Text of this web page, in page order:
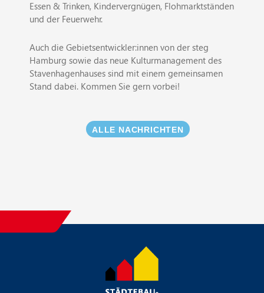
Essen & Trinken, Kindervergnügen, Flohmarktständen
und der Feuerwehr.
Auch die Gebietsentwickler:innen von der steg
Hamburg sowie das neue Kulturmanagement des
Stavenhagenhauses sind mit einem gemeinsamen
Stand dabei. Kommen Sie gern vorbei!
ALLE NACHRICHTEN